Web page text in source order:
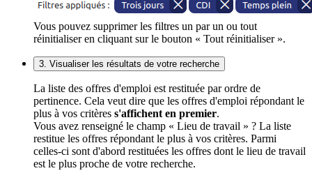
Vous pouvez supprimer les filtres un par un ou tout
réinitialiser en cliquant sur le bouton « Tout réinitialiser ».
3. Visualiser les résultats de votre recherche
La liste des offres d'emploi est restituée par ordre de
pertinence. Cela veut dire que les offres d'emploi répondant le
plus à vos critères s'affichent en premier.
Vous avez renseigné le champ « Lieu de travail » ? La liste
restitue les offres répondant le plus à vos critères. Parmi
celles-ci sont d'abord restituées les offres dont le lieu de travail
est le plus proche de votre recherche.